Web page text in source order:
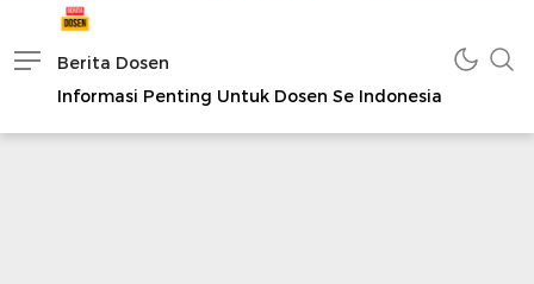
Berita Dosen
Informasi Penting Untuk Dosen Se Indonesia